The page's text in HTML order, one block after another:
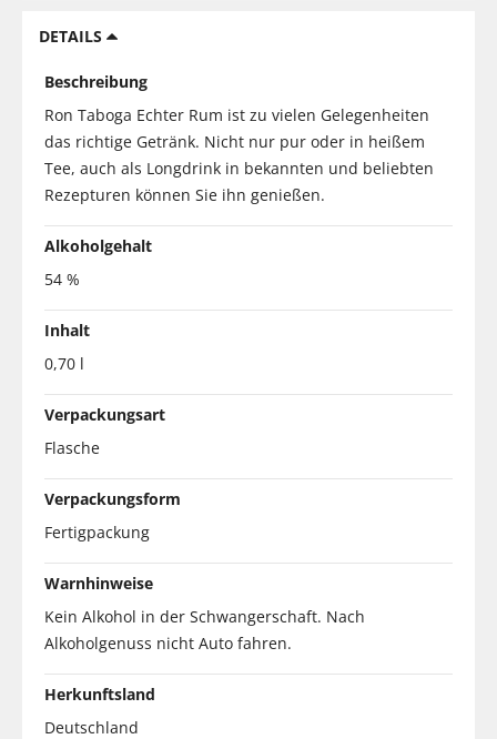
DETAILS
Beschreibung
Ron Taboga Echter Rum ist zu vielen Gelegenheiten
das richtige Getränk. Nicht nur pur oder in heißem
Tee, auch als Longdrink in bekannten und beliebten
Rezepturen können Sie ihn genießen.
Alkoholgehalt
54 %
Inhalt
0,70 l
Verpackungsart
Flasche
Verpackungsform
Fertigpackung
Warnhinweise
Kein Alkohol in der Schwangerschaft. Nach
Alkoholgenuss nicht Auto fahren.
Herkunftsland
Deutschland